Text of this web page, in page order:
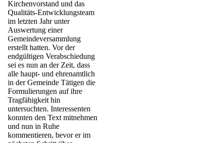
Kirchenvorstand und das
Qualitäts-Entwicklungsteam
im letzten Jahr unter
Auswertung einer
Gemeindeversammlung
erstellt hatten. Vor der
endgültigen Verabschiedung
sei es nun an der Zeit, dass
alle haupt- und ehrenamtlich
in der Gemeinde Tätigen die
Formulierungen auf ihre
Tragfähigkeit hin
untersuchten. Interessenten
konnten den Text mitnehmen
und nun in Ruhe
kommentieren, bevor er im